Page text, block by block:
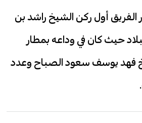
الفريق أول ركن الشيخ راشد بن
حيث كان في وداعه بمطار
فهد يوسف سعود الصباح وعدد